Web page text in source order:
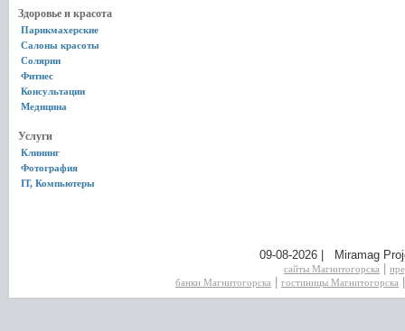
Здоровье и красота
Парикмахерские
Салоны красоты
Солярии
Фитнес
Консультации
Медицина
Услуги
Клининг
Фотография
IT, Компьютеры
09-08-2026 | Miramag
сайты Магнитогорска
банки Магнитогорска
гостиницы Магнитогорска